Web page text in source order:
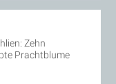
Zehn
Prachtblume